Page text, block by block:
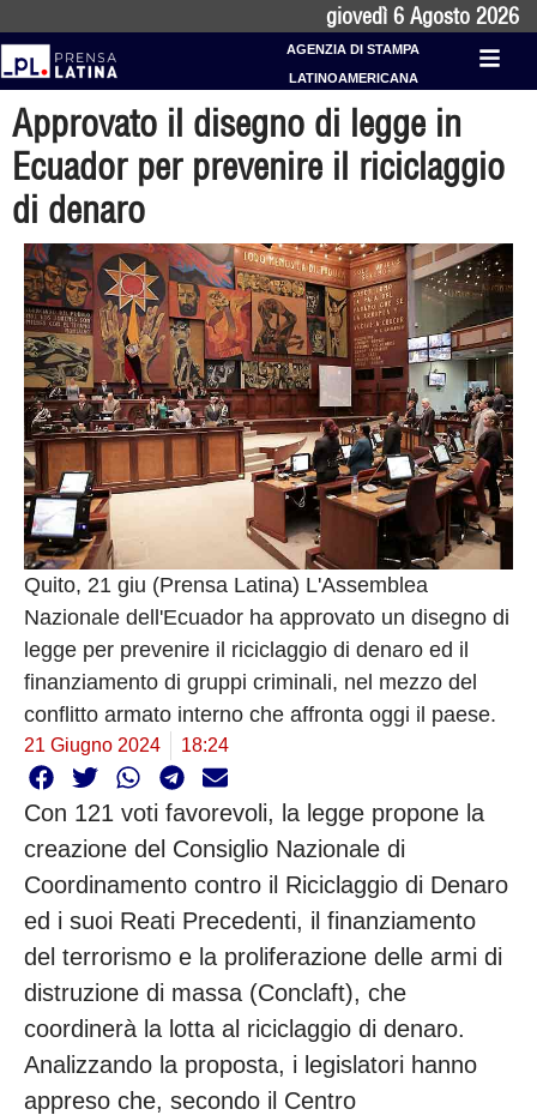
giovedì 6 Agosto 2026
AGENZIA DI STAMPA
LATINOAMERICANA
Approvato il disegno di legge in
Ecuador per prevenire il riciclaggio
di denaro
Quito, 21 giu (Prensa Latina) L'Assemblea
Nazionale dell'Ecuador ha approvato un disegno di
legge per prevenire il riciclaggio di denaro ed il
finanziamento di gruppi criminali, nel mezzo del
conflitto armato interno che affronta oggi il paese.
21 Giugno 2024 18:24
Con 121 voti favorevoli, la legge propone la
creazione del Consiglio Nazionale di
Coordinamento contro il Riciclaggio di Denaro
ed i suoi Reati Precedenti, il finanziamento
del terrorismo e la proliferazione delle armi di
distruzione di massa (Conclaft), che
coordinerà la lotta al riciclaggio di denaro.
Analizzando la proposta, i legislatori hanno
appreso che, secondo il Centro